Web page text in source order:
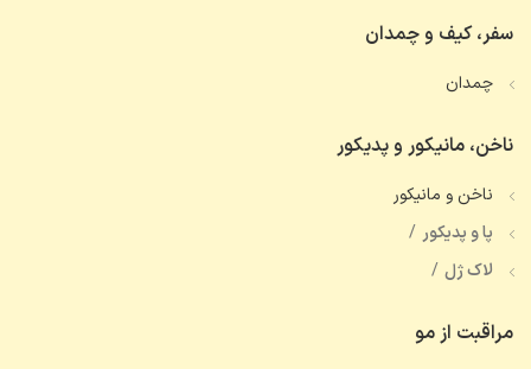
سفر، کیف و چمدان
چمدان
ناخن، مانیکور و پدیکور
ناخن و مانیکور
پا و پدیکور
لاک ژل
مراقبت از مو